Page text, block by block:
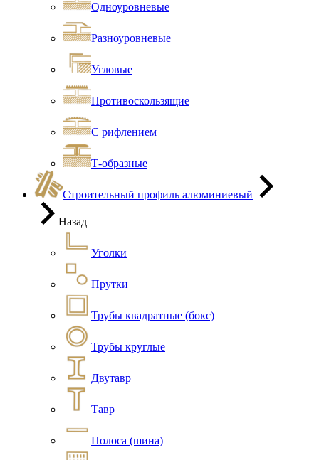
Одноуровневые
Разноуровневые
Угловые
Противоскользящие
С рифлением
Т-образные
Строительный профиль алюминиевый
Назад
Уголки
Прутки
Трубы квадратные (бокс)
Трубы круглые
Двутавр
Тавр
Полоса (шина)